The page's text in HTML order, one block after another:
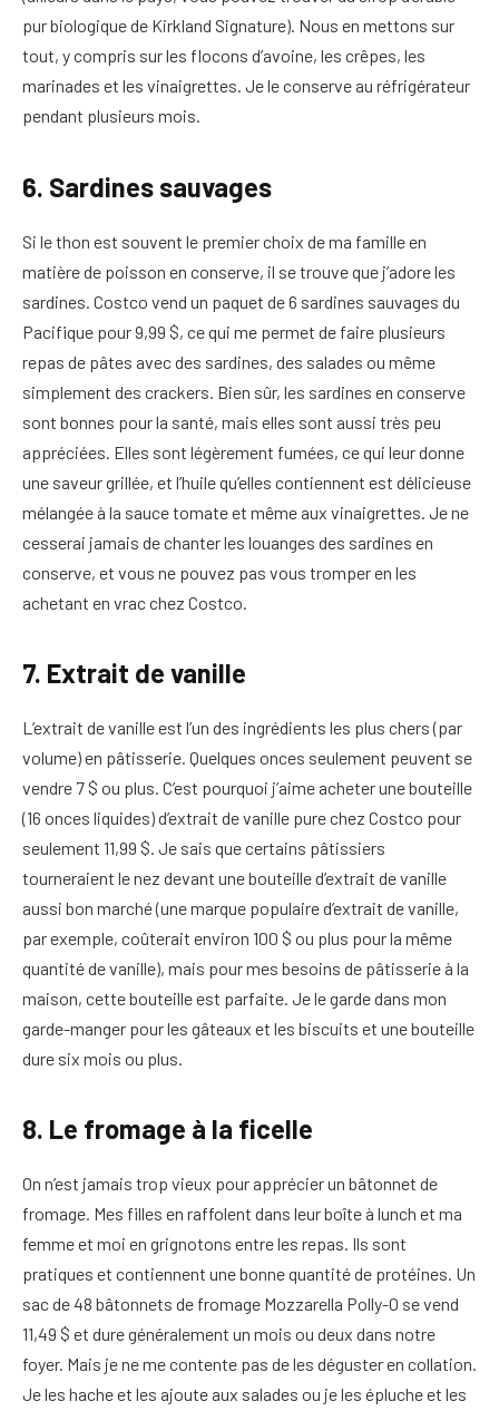
pur biologique de Kirkland Signature). Nous en mettons sur
tout, y compris sur les flocons d’avoine, les crêpes, les
marinades et les vinaigrettes. Je le conserve au réfrigérateur
pendant plusieurs mois.
6. Sardines sauvages
Si le thon est souvent le premier choix de ma famille en
matière de poisson en conserve, il se trouve que j’adore les
sardines. Costco vend un paquet de 6 sardines sauvages du
Pacifique pour 9,99 $, ce qui me permet de faire plusieurs
repas de pâtes avec des sardines, des salades ou même
simplement des crackers. Bien sûr, les sardines en conserve
sont bonnes pour la santé, mais elles sont aussi très peu
appréciées. Elles sont légèrement fumées, ce qui leur donne
une saveur grillée, et l’huile qu’elles contiennent est délicieuse
mélangée à la sauce tomate et même aux vinaigrettes. Je ne
cesserai jamais de chanter les louanges des sardines en
conserve, et vous ne pouvez pas vous tromper en les
achetant en vrac chez Costco.
7. Extrait de vanille
L’extrait de vanille est l’un des ingrédients les plus chers (par
volume) en pâtisserie. Quelques onces seulement peuvent se
vendre 7 $ ou plus. C’est pourquoi j’aime acheter une bouteille
(16 onces liquides) d’extrait de vanille pure chez Costco pour
seulement 11,99 $. Je sais que certains pâtissiers
tourneraient le nez devant une bouteille d’extrait de vanille
aussi bon marché (une marque populaire d’extrait de vanille,
par exemple, coûterait environ 100 $ ou plus pour la même
quantité de vanille), mais pour mes besoins de pâtisserie à la
maison, cette bouteille est parfaite. Je le garde dans mon
garde-manger pour les gâteaux et les biscuits et une bouteille
dure six mois ou plus.
8. Le fromage à la ficelle
On n’est jamais trop vieux pour apprécier un bâtonnet de
fromage. Mes filles en raffolent dans leur boîte à lunch et ma
femme et moi en grignotons entre les repas. Ils sont
pratiques et contiennent une bonne quantité de protéines. Un
sac de 48 bâtonnets de fromage Mozzarella Polly-O se vend
11,49 $ et dure généralement un mois ou deux dans notre
foyer. Mais je ne me contente pas de les déguster en collation.
Je les hache et les ajoute aux salades ou je les épluche et les